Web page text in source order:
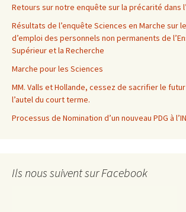
Retours sur notre enquête sur la précarité dans
Résultats de l’enquête Sciences en Marche sur
d’emploi des personnels non permanents de
Supérieur et la Recherche
Marche pour les Sciences
MM. Valls et Hollande, cessez de sacrifier le
l’autel du court terme.
Processus de Nomination d’un nouveau PDG à
Ils nous suivent sur Facebook